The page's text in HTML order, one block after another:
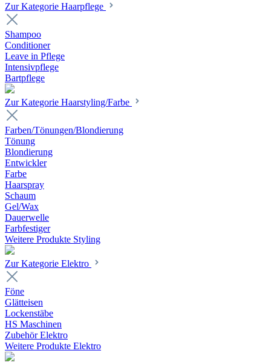
Zur Kategorie Haarpflege
Shampoo
Conditioner
Leave in Pflege
Intensivpflege
Bartpflege
Zur Kategorie Haarstyling/Farbe
Farben/Tönungen/Blondierung
Tönung
Blondierung
Entwickler
Farbe
Haarspray
Schaum
Gel/Wax
Dauerwelle
Farbfestiger
Weitere Produkte Styling
Zur Kategorie Elektro
Föne
Glätteisen
Lockenstäbe
HS Maschinen
Zubehör Elektro
Weitere Produkte Elektro